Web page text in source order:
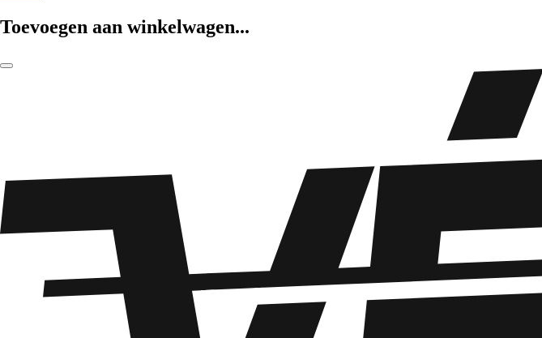
Toevoegen aan winkelwagen...